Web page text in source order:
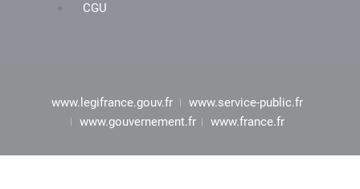
CGU
www.legifrance.gouv.fr
www.service-public.fr
www.gouvernement.fr
www.france.fr